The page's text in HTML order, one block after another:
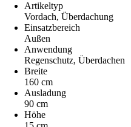
Artikeltyp
Vordach, Überdachung
Einsatzbereich
Außen
Anwendung
Regenschutz, Überdachen
Breite
160 cm
Ausladung
90 cm
Höhe